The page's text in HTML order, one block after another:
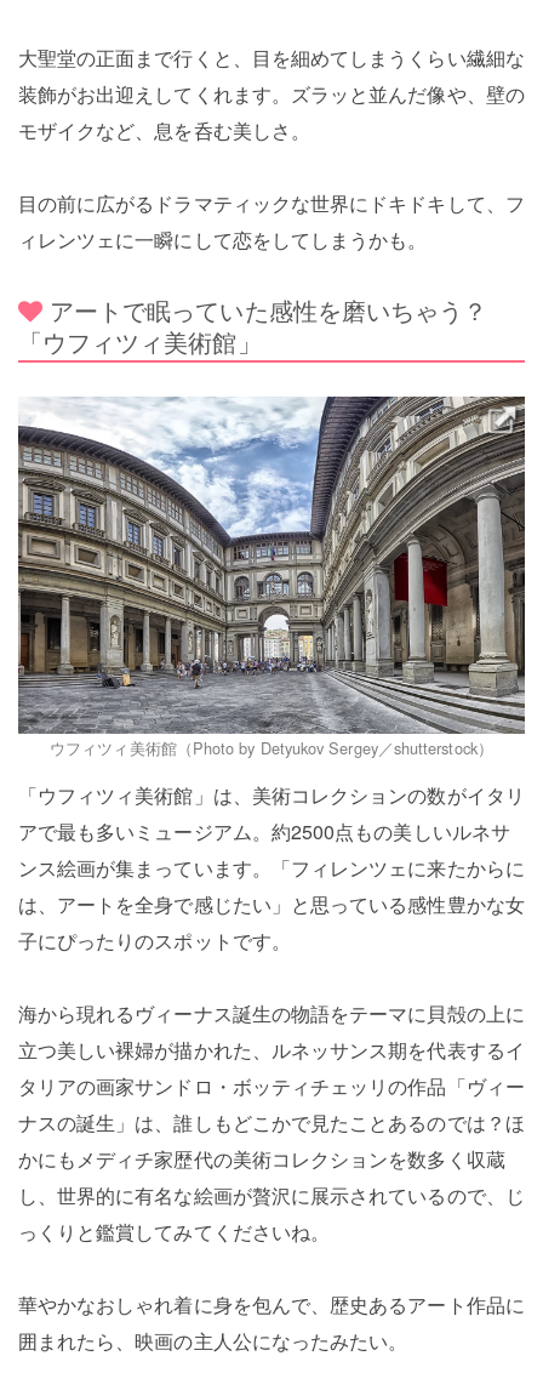
大聖堂の正面まで行くと、目を細めてしまうくらい繊細な
装飾がお出迎えしてくれます。ズラッと並んだ像や、壁の
モザイクなど、息を呑む美しさ。
目の前に広がるドラマティックな世界にドキドキして、フ
ィレンツェに一瞬にして恋をしてしまうかも。
アートで眠っていた感性を磨いちゃう？
「ウフィツィ美術館」
ウフィツィ美術館（Photo by Detyukov Sergey／shutterstock）
「ウフィツィ美術館」は、美術コレクションの数がイタリ
アで最も多いミュージアム。約2500点もの美しいルネサ
ンス絵画が集まっています。「フィレンツェに来たからに
は、アートを全身で感じたい」と思っている感性豊かな女
子にぴったりのスポットです。
海から現れるヴィーナス誕生の物語をテーマに貝殻の上に
立つ美しい裸婦が描かれた、ルネッサンス期を代表するイ
タリアの画家サンドロ・ボッティチェッリの作品「ヴィー
ナスの誕生」は、誰しもどこかで見たことあるのでは？ほ
かにもメディチ家歴代の美術コレクションを数多く収蔵
し、世界的に有名な絵画が贅沢に展示されているので、じ
っくりと鑑賞してみてくださいね。
華やかなおしゃれ着に身を包んで、歴史あるアート作品に
囲まれたら、映画の主人公になったみたい。